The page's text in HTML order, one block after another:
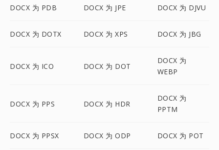
DOCX 为 PDB DOCX 为 JPE DOCX 为 DJVU
DOCX 为 DOTX DOCX 为 XPS DOCX 为 JBG
DOCX 为 ICO DOCX 为 DOT
DOCX 为
WEBP
DOCX 为 PPS DOCX 为 HDR
DOCX 为
PPTM
DOCX 为 PPSX DOCX 为 ODP DOCX 为 POT